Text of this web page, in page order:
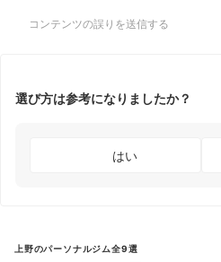
コンテンツの誤りを送信する
選び方は参考になりましたか？
はい
上野のパーソナルジム全9選